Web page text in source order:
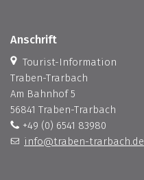
Anschrift
Tourist-Information
Traben-Trarbach
Am Bahnhof 5
56841 Traben-Trarbach
+49 (0) 6541 83980
info@traben-trarbach.de